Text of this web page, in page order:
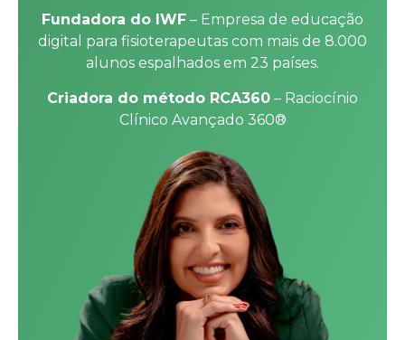
Fundadora do IWF – Empresa de educação
digital para fisioterapeutas com mais de 8.000
alunos espalhados em 23 países.
Criadora do método RCA360 – Raciocínio
Clínico Avançado 360®️